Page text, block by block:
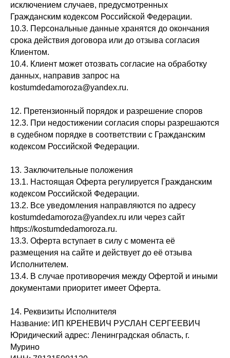
исключением случаев, предусмотренных
Гражданским кодексом Российской Федерации.
10.3. Персональные данные хранятся до окончания
срока действия договора или до отзыва согласия
Клиентом.
10.4. Клиент может отозвать согласие на обработку
данных, направив запрос на
kostumdedamoroza@yandex.ru.
12. Претензионный порядок и разрешение споров
12.3. При недостижении согласия споры разрешаются
в судебном порядке в соответствии с Гражданским
кодексом Российской Федерации.
13. Заключительные положения
13.1. Настоящая Оферта регулируется Гражданским
кодексом Российской Федерации.
13.2. Все уведомления направляются по адресу
kostumdedamoroza@yandex.ru или через сайт
https://kostumdedamoroza.ru.
13.3. Оферта вступает в силу с момента её
размещения на сайте и действует до её отзыва
Исполнителем.
13.4. В случае противоречия между Офертой и иными
документами приоритет имеет Оферта.
14. Реквизиты Исполнителя
Название: ИП КРЕНЕВИЧ РУСЛАН СЕРГЕЕВИЧ
Юридический адрес: Ленинградская область, г.
Мурино